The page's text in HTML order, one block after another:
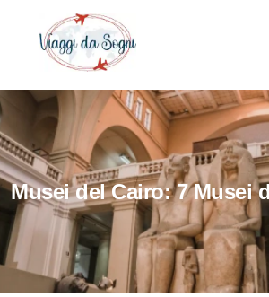
Musei del Cairo: 7 Musei